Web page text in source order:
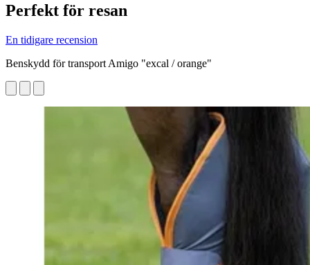
Perfekt för resan
En tidigare recension
Benskydd för transport Amigo "excal / orange"